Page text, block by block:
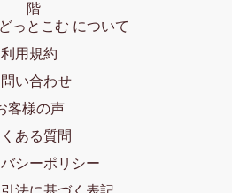
階
っとこむ について
利用規約
い合わせ
客様の声
ある質問
シーポリシー